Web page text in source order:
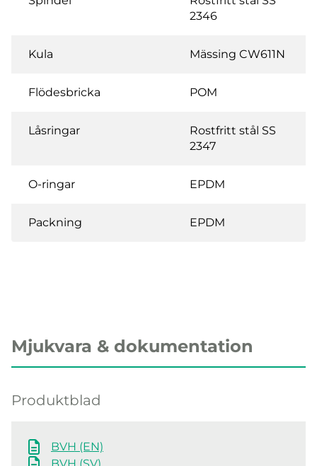
2346
Kula Mässing CW611N
Flödesbricka POM
Låsringar
Rostfritt stål SS
2347
O-ringar EPDM
Packning EPDM
Mjukvara & dokumentation
Produktblad
BVH (EN)